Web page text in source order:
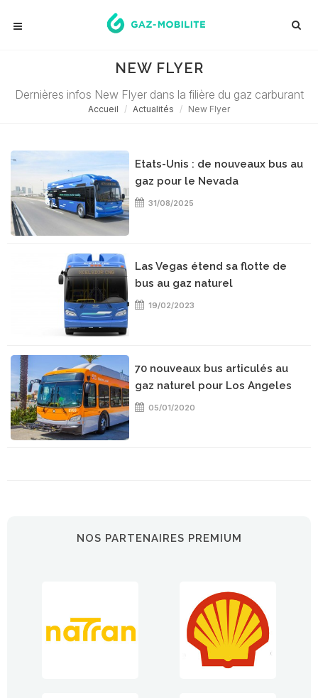
NEW FLYER
Dernières infos New Flyer dans la filière du gaz carburant
Accueil Actualités New Flyer
Etats-Unis : de nouveaux bus au
gaz pour le Nevada
31/08/2025
Las Vegas étend sa flotte de
bus au gaz naturel
19/02/2023
70 nouveaux bus articulés au
gaz naturel pour Los Angeles
05/01/2020
NOS PARTENAIRES PREMIUM